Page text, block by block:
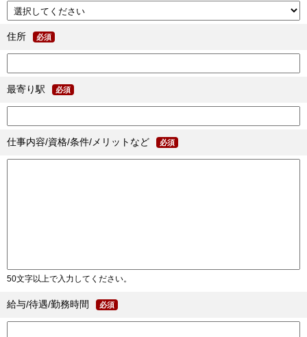
住所 必須
最寄り駅 必須
仕事内容/資格/条件/メリットなど 必須
50文字以上で入力してください。
給与/待遇/勤務時間 必須